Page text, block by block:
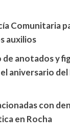
Comunitaria
auxilios
anotados y
aniversario
con
en Rocha